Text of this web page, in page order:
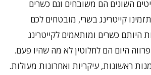
השונים הם משובחים וגם כשרים
קייטרינג בשרי, מובטחים לכם
היותם כשרים ומותאמים לקייטרינג
היום הם לחלוטין לא מה שהיו פעם.
ראשונות, עיקריות ואחרונות מעולות.